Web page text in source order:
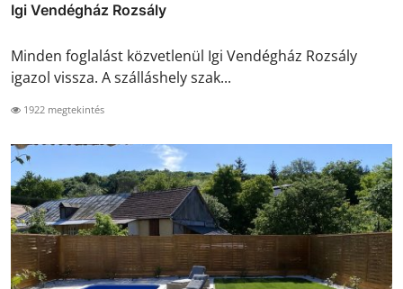
Igi Vendégház Rozsály
Minden foglalást közvetlenül Igi Vendégház Rozsály
igazol vissza. A szálláshely szak...
1922 megtekintés